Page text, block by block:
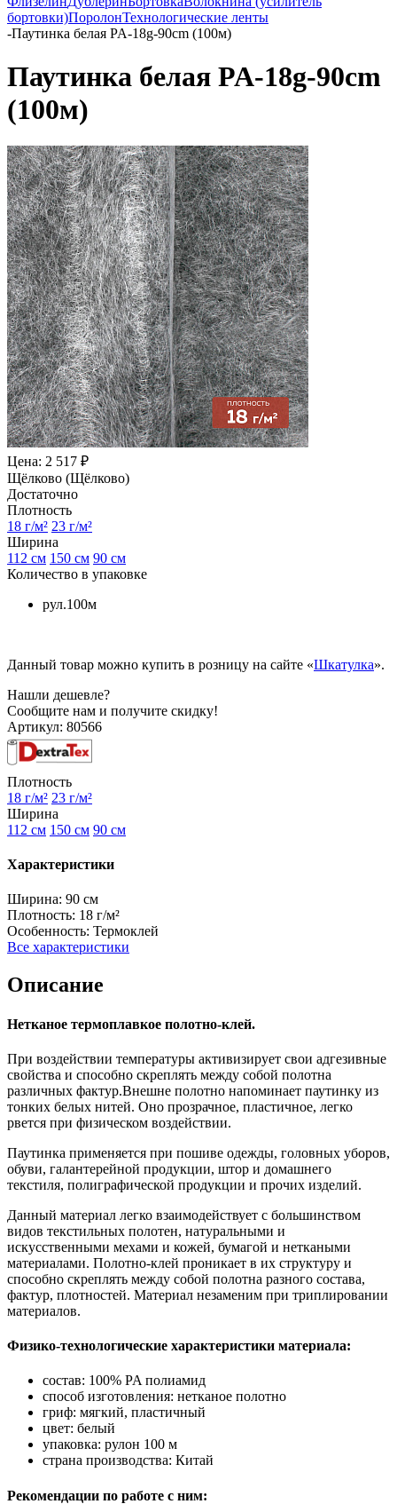
бортовки)ПоролонТехнологические ленты
-Паутинка белая PA-18g-90cm (100м)
Паутинка белая PA-18g-90cm
(100м)
Цена: 2 517 ₽
Щёлково (Щёлково)
Достаточно
Плотность
18 г/м² 23 г/м²
Ширина
112 см 150 см 90 см
Количество в упаковке
рул.100м
Данный товар можно купить в розницу на сайте «Шкатулка».
Нашли дешевле?
Сообщите нам и получите скидку!
Артикул: 80566
Плотность
18 г/м² 23 г/м²
Ширина
112 см 150 см 90 см
Характеристики
Ширина: 90 см
Плотность: 18 г/м²
Особенность: Термоклей
Все характеристики
Описание
Нетканое термоплавкое полотно-клей.
При воздействии температуры активизирует свои адгезивные
свойства и способно скреплять между собой полотна
различных фактур.Внешне полотно напоминает паутинку из
тонких белых нитей. Оно прозрачное, пластичное, легко
рвется при физическом воздействии.
Паутинка применяется при пошиве одежды, головных уборов,
обуви, галантерейной продукции, штор и домашнего
текстиля, полиграфической продукции и прочих изделий.
Данный материал легко взаимодействует с большинством
видов текстильных полотен, натуральными и
искусственными мехами и кожей, бумагой и неткаными
материалами. Полотно-клей проникает в их структуру и
способно скреплять между собой полотна разного состава,
фактур, плотностей. Материал незаменим при триплировании
материалов.
Физико-технологические характеристики материала:
состав: 100% PA полиамид
способ изготовления: нетканое полотно
гриф: мягкий, пластичный
цвет: белый
упаковка: рулон 100 м
страна производства: Китай
Рекомендации по работе с ним: